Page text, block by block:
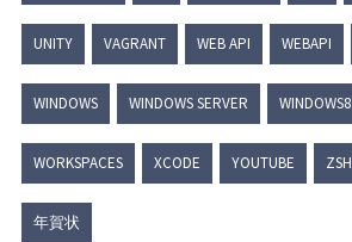
UNITY VAGRANT WEB API WEBAPI
WINDOWS WINDOWS SERVER WINDOWS8
WORKSPACES XCODE YOUTUBE ZSH
年賀状